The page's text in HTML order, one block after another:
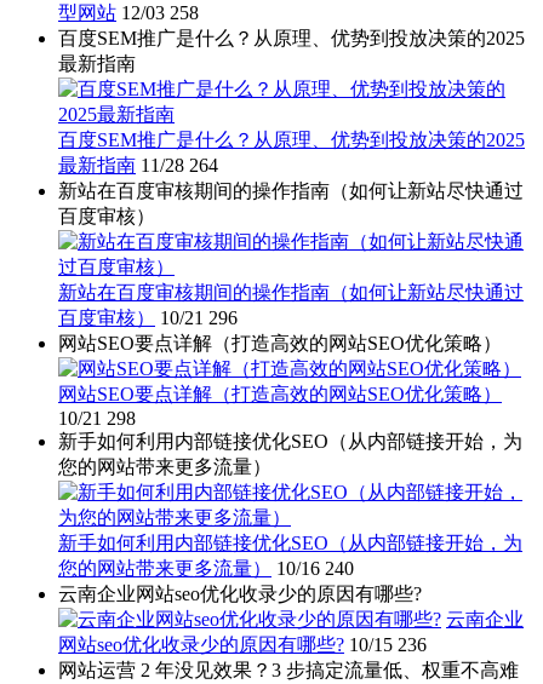
型网站 12/03 258
百度SEM推广是什么？从原理、优势到投放决策的2025
最新指南
百度SEM推广是什么？从原理、优势到投放决策的2025
最新指南 11/28 264
新站在百度审核期间的操作指南（如何让新站尽快通过
百度审核）
新站在百度审核期间的操作指南（如何让新站尽快通过
百度审核）
10/21 296
网站SEO要点详解（打造高效的网站SEO优化策略）
网站SEO要点详解（打造高效的网站SEO优化策略）
10/21 298
新手如何利用内部链接优化SEO（从内部链接开始，为
您的网站带来更多流量）
新手如何利用内部链接优化SEO（从内部链接开始，为
您的网站带来更多流量）
10/16 240
云南企业网站seo优化收录少的原因有哪些?
云南企业
网站seo优化收录少的原因有哪些? 10/15 236
网站运营 2 年没见效果？3 步搞定流量低、权重不高难